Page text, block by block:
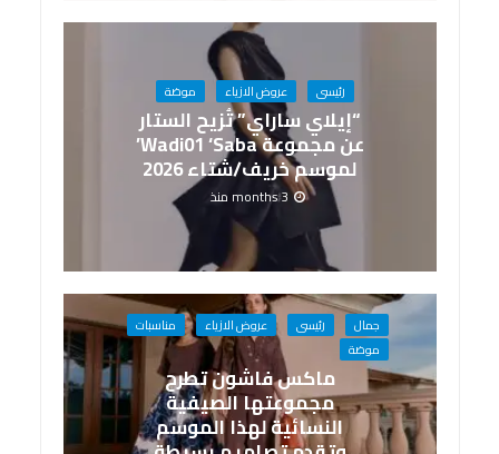
رئيسى عروض الازياء موضة
“إيلاي ساراي” تُزيح الستار
عن مجموعة Wadi01 ‘Saba’
لموسم خريف/شتاء 2026
3 months منذ
جمال رئيسى عروض الازياء
مناسبات
موضة
ماكس فاشون تطرح
مجموعتها الصيفية
النسائية لهذا الموسم